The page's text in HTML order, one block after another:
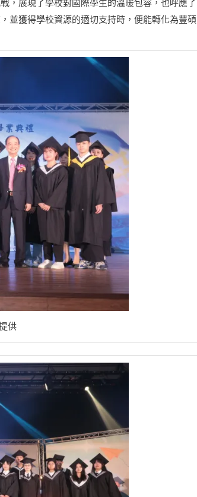
，展現了學校對國際學生的溫暖包容，也呼應了
並獲得學校資源的適切支持時，便能轉化為豐碩
供